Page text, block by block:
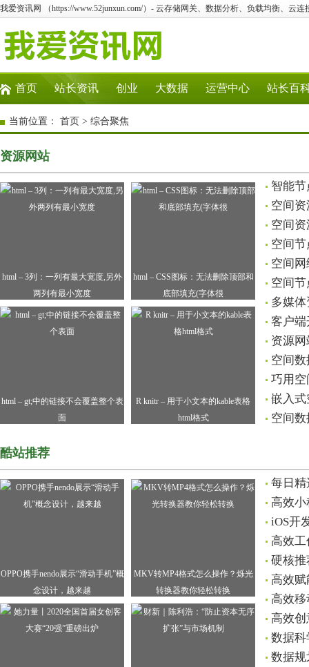
我爱资讯网 （https://www.52junxun.com/）- 云存储网关、数据分析、负载均衡、云连
首页 站长资讯 创业 大数据 运营中心 站长百
当前位置： 首页 > 综合聚焦
资源网站
html – 3列：一列有最大宽度,另外
两列有最小宽度
html – CSS图标：无法删除顶部和
底部填充(字体很
html – gt;中的链接不会覆盖整个表
面
R knitr – 用于小文本的kable表格
html格式
智能
空间
空间
空间
空间
空间
多媒
客户
资源
空间
巧用
嵌入
空间
酷站推荐
OPPO携手nendo展示“滑动手机”概
念设计，越来越
MKV转MP4格式怎么操作？烁光
转换器教你轻松转换
每日
高效
iOS开
高效工
硬核
高效
高效移
高效
数据
数据